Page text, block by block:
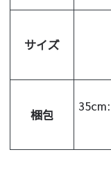
サイズ
梱包
35cm: